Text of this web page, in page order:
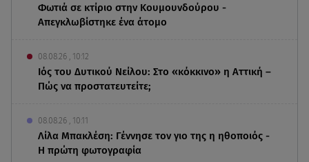
Φωτιά σε κτίριο στην Κουμουνδούρου -
Απεγκλωβίστηκε ένα άτομο
08.08.26 , 10:12
Ιός του Δυτικού Νείλου: Στο «κόκκινο» η Αττική –
Πώς να προστατευτείτε;
08.08.26 , 10:11
Λίλα Μπακλέση: Γέννησε τον γιο της η ηθοποιός -
Η πρώτη φωτογραφία